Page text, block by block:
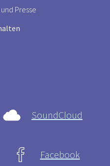
Presse
SoundCloud
Facebook